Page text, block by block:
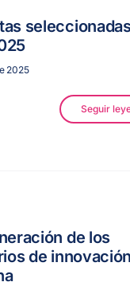
2025
Seguir
de los
de innovación